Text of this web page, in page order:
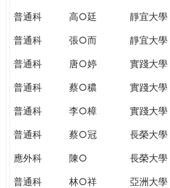
普通科
高○廷
靜宜大學
普通科
張○而
靜宜大學
普通科
唐○婷
實踐大學
普通科
蔡○穠
實踐大學
普通科
李○樟
實踐大學
普通科
蔡○冠
長榮大學
應外科
陳○
長榮大學
普通科
林○祥
亞洲大學